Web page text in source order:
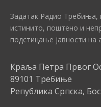
Задатак Радио Требиња,
истинито, поштено и
подстицање јавности на
Краља Петра Првог
89101 Требиње
Република Српска,